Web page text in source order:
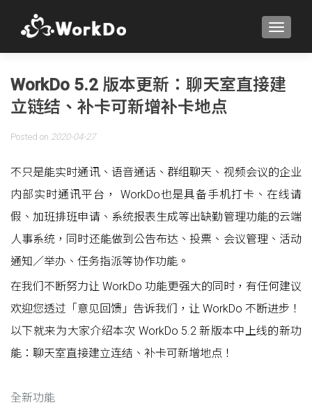
WorkDo 5.2 版本更新：聊天室直接建
立链结、补卡可新增补卡地点
Posted on 2020-04-27
不只是能实时通讯、语音通话、群组聊天、视频会议的企业
内部实时通讯平台， WorkDo也是具备手机打卡、在线请
假、加班排班申请、系统报表生成等出缺勤管理功能的云端
人事系统，同时还能做到公告布达、投票、会议管理、活动
通知／举办、任务指派等协作功能。
在我们不断努力让 WorkDo 功能更强大的同时，有任何建议
欢迎您透过「意见回馈」告诉我们，让 WorkDo 不断进步！
以下就来为大家介绍本次 WorkDo 5.2 新版本中上线的新功
能：聊天室直接建立连结、补卡可新增地点！
全新功能